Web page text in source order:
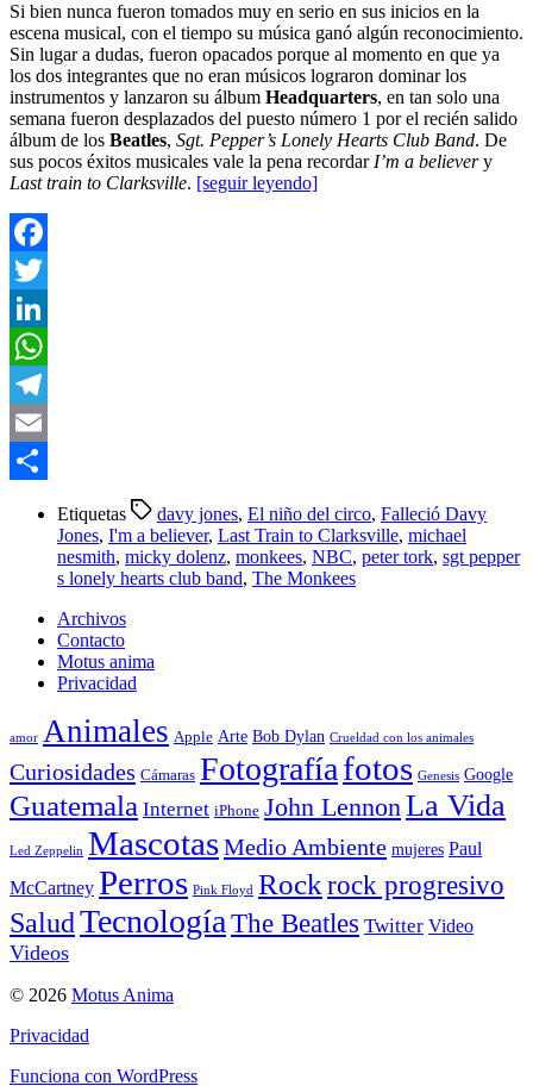
Si bien nunca fueron tomados muy en serio en sus inicios en la
escena musical, con el tiempo su música ganó algún reconocimiento.
Sin lugar a dudas, fueron opacados porque al momento en que ya
los dos integrantes que no eran músicos lograron dominar los
instrumentos y lanzaron su álbum Headquarters, en tan solo una
semana fueron desplazados del puesto número 1 por el recién salido
álbum de los Beatles, Sgt. Pepper’s Lonely Hearts Club Band. De
sus pocos éxitos musicales vale la pena recordar I’m a believery
Last train to Clarksville. [seguir leyendo]
Facebook
Twitter
LinkedIn
WhatsApp
Telegram
Email
Etiquetas davy jones, El niño del circo, Falleció Davy
Jones, I'm a believer, Last Train to Clarksville, michael
nesmith, micky dolenz, monkees, NBC, peter tork, sgt pepper
s lonely hearts club band, The Monkees
Archivos
Contacto
Motus anima
Privacidad
amor Animales Apple Arte Bob Dylan Crueldad con los animales
Curiosidades Cámaras Fotografíafotos Genesis Google
Guatemala Internet iPhone John LennonLa Vida
Led Zeppelin MascotasMedio Ambiente mujeres Paul
McCartney Perros Pink Floyd Rock rock progresivo
Salud Tecnología The Beatles Twitter Video
Videos
© 2026 Motus Anima
Privacidad
Funciona con WordPress